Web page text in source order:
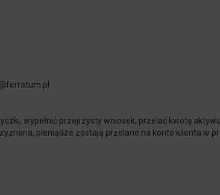
.pl
wypełnić przejrzysty wniosek, przelać kwotę
pieniądze zostają przelane na konto klienta w